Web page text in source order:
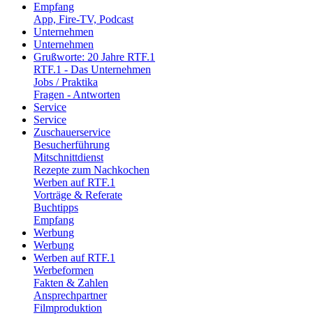
Empfang
App, Fire-TV, Podcast
Unternehmen
Unternehmen
Grußworte: 20 Jahre RTF.1
RTF.1 - Das Unternehmen
Jobs / Praktika
Fragen - Antworten
Service
Service
Zuschauerservice
Besucherführung
Mitschnittdienst
Rezepte zum Nachkochen
Werben auf RTF.1
Vorträge & Referate
Buchtipps
Empfang
Werbung
Werbung
Werben auf RTF.1
Werbeformen
Fakten & Zahlen
Ansprechpartner
Filmproduktion